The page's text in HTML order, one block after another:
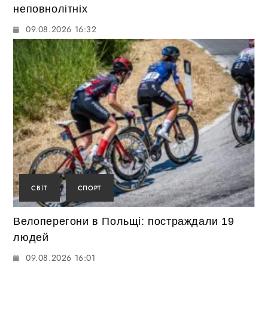
неповнолітніх
09.08.2026 16:32
СВІТ СПОРТ
Велоперегони в Польщі: постраждали 19
людей
09.08.2026 16:01